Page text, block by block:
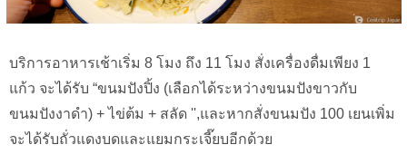
บริการอาหารเช้าเริ่ม 8 โมง ถึง 11 โมง สั่งเครื่องดื่มเพียง 1
แก้ว จะได้รับ “ขนมปังปิ้ง (เลือกได้ระหว่างขนมปังขาวกับ
ขนมปังงาดำ) + ไข่ต้ม + สลัด '',และหากสั่งขนมปัง 100 เยนเพิ่ม
จะได้รับถั่วแดงบดและแยมกระเจี๊ยบอีกด้วย